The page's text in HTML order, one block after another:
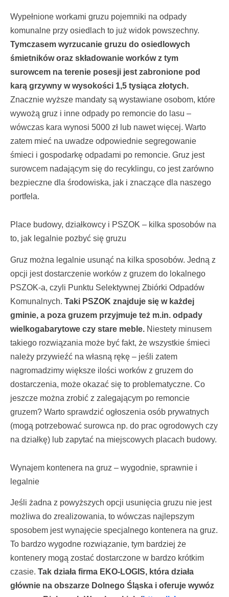
Wypełnione workami gruzu pojemniki na odpady
komunalne przy osiedlach to już widok powszechny.
Tymczasem wyrzucanie gruzu do osiedlowych
śmietników oraz składowanie worków z tym
surowcem na terenie posesji jest zabronione pod
karą grzywny w wysokości 1,5 tysiąca złotych.
Znacznie wyższe mandaty są wystawiane osobom, które
wywożą gruz i inne odpady po remoncie do lasu –
wówczas kara wynosi 5000 zł lub nawet więcej. Warto
zatem mieć na uwadze odpowiednie segregowanie
śmieci i gospodarkę odpadami po remoncie. Gruz jest
surowcem nadającym się do recyklingu, co jest zarówno
bezpieczne dla środowiska, jak i znaczące dla naszego
portfela.
Place budowy, działkowcy i PSZOK – kilka sposobów na
to, jak legalnie pozbyć się gruzu
Gruz można legalnie usunąć na kilka sposobów. Jedną z
opcji jest dostarczenie worków z gruzem do lokalnego
PSZOK-a, czyli Punktu Selektywnej Zbiórki Odpadów
Komunalnych. Taki PSZOK znajduje się w każdej
gminie, a poza gruzem przyjmuje też m.in. odpady
wielkogabarytowe czy stare meble. Niestety minusem
takiego rozwiązania może być fakt, że wszystkie śmieci
należy przywieźć na własną rękę – jeśli zatem
nagromadzimy większe ilości worków z gruzem do
dostarczenia, może okazać się to problematyczne. Co
jeszcze można zrobić z zalegającym po remoncie
gruzem? Warto sprawdzić ogłoszenia osób prywatnych
(mogą potrzebować surowca np. do prac ogrodowych czy
na działkę) lub zapytać na miejscowych placach budowy.
Wynajem kontenera na gruz – wygodnie, sprawnie i
legalnie
Jeśli żadna z powyższych opcji usunięcia gruzu nie jest
możliwa do zrealizowania, to wówczas najlepszym
sposobem jest wynajęcie specjalnego kontenera na gruz.
To bardzo wygodne rozwiązanie, tym bardziej że
kontenery mogą zostać dostarczone w bardzo krótkim
czasie. Tak działa firma EKO-LOGIS, która działa
głównie na obszarze Dolnego Śląska i oferuje wywóz